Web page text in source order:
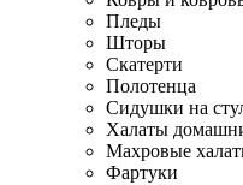
Пледы
Шторы
Скатерти
Полотенца
Сидушки на
Халаты
Махровые
Фартуки